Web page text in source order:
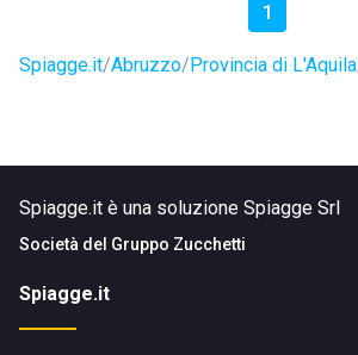
1
Spiagge.it Abruzzo Provincia di L'Aquila
Spiagge.it è una soluzione Spiagge Srl
Società del Gruppo Zucchetti
Spiagge.it